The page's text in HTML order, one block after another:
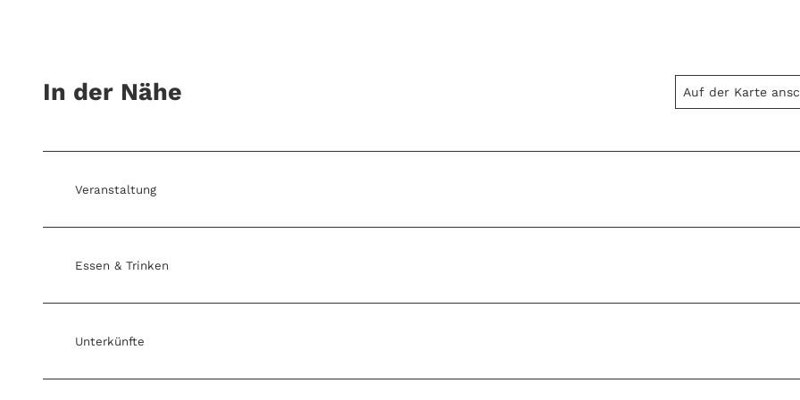
In der Nähe Auf der Karte
Veranstaltung
Essen & Trinken
Unterkünfte